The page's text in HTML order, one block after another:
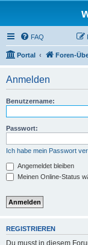
FAQ
Portal Foren-
Anmelden
Benutzername:
Passwort:
Ich habe mein Passwort
Angemeldet bleiben
Meinen Online-Status
REGISTRIEREN
Du musst in diesem